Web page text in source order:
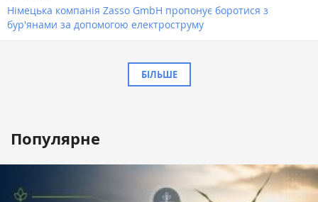
Німецька компанія Zasso GmbH пропонує боротися з
бур'янами за допомогою електроструму
БІЛЬШЕ
Популярне